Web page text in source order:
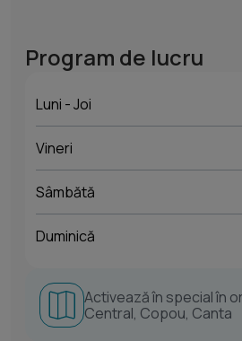
Program de lucru
Luni - Joi
Vineri
Sâmbătă
Duminică
Activează în special în
Central, Copou, Canta